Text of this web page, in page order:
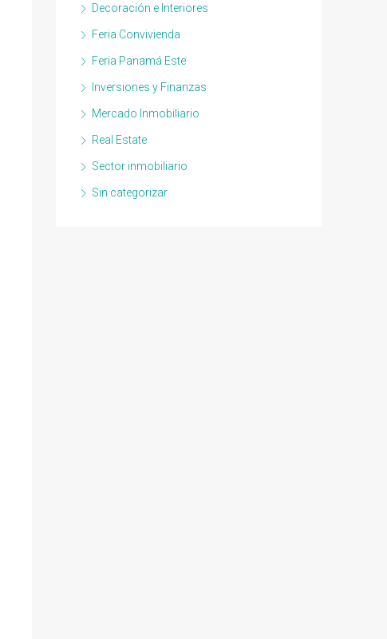
Decoración e Interiores
Feria Convivienda
Feria Panamá Este
Inversiones y Finanzas
Mercado Inmobiliario
Real Estate
Sector inmobiliario
Sin categorizar